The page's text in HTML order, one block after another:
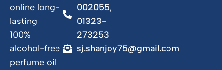
online long-
lasting
100%
alcohol-free
perfume oil
002055,
01323-
273253
sj.shanjoy75@gmail.com